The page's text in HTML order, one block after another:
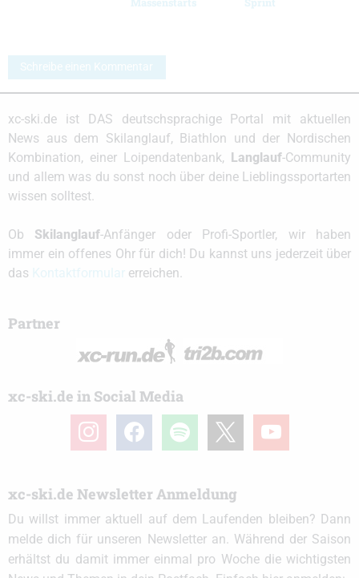
Schreibe einen Kommentar
xc-ski.de ist DAS deutschsprachige Portal mit aktuellen
News aus dem Skilanglauf, Biathlon und der Nordischen
Kombination, einer Loipendatenbank,
Langlauf-Community
und allem was du sonst noch über deine Lieblingssportarten
wissen solltest.
Ob Skilanglauf-Anfänger oder Profi-Sportler, wir haben
immer ein offenes Ohr für dich! Du kannst uns jederzeit über
das
erreichen.
Partner
xc-ski.de in Social Media
instagramfacebook spotify youtube
xc-ski.de Newsletter Anmeldung
Du willst immer aktuell auf dem Laufenden bleiben? Dann
melde dich für unseren Newsletter an. Während der Saison
erhältst du damit immer einmal pro Woche die wichtigsten